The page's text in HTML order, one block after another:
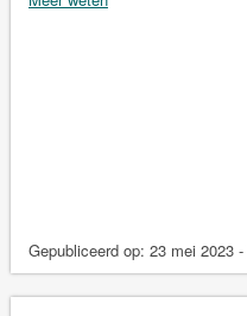
Gepubliceerd op: 23 mei 2023 -